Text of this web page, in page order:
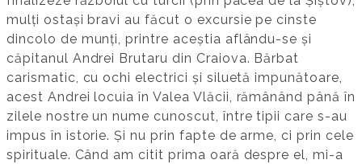
mulți ostași bravi au făcut o excursie pe cinste
dincolo de munți, printre aceștia aflându-se și
căpitanul Andrei Brutaru din Craiova. Bărbat
carismatic, cu ochi electrici și siluetă impunătoare,
acest Andrei locuia în Valea Vlăcii, rămânând până în
zilele nostre un nume cunoscut, între tipii care s-au
impus în istorie. Și nu prin fapte de arme, ci prin cele
spirituale. Când am citit prima oară despre el, mi-a